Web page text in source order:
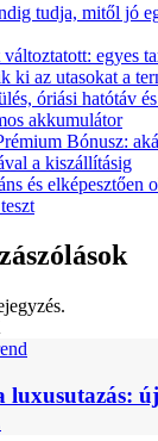
tudja, mitől jó
egyes
ki az utasokat a
óriási hatótáv
akkumulátor
Bónusz:
a kiszállításig
és elképesztően
luxusutazás: